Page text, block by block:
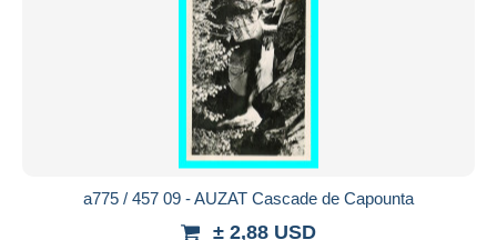
Aggiorna
a775 / 457 09 - AUZAT Cascade de Capounta
± 2,88 USD